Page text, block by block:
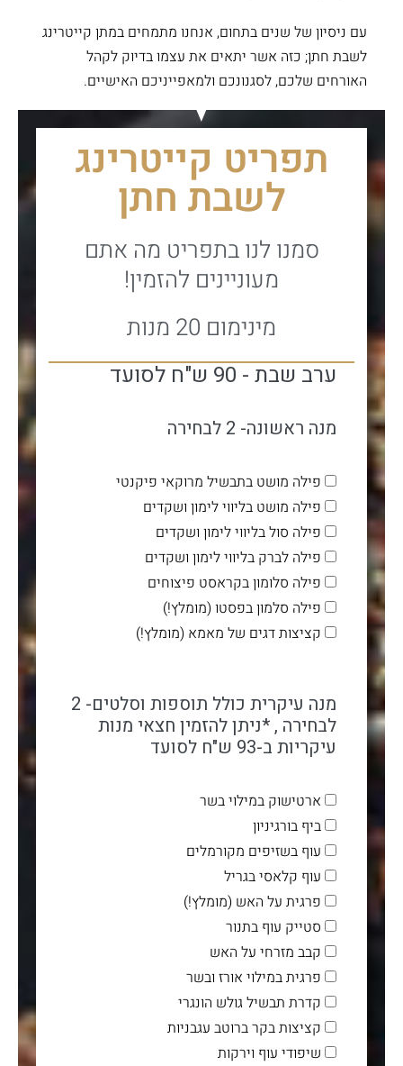
עם ניסיון של שנים בתחום, אנחנו מתמחים במתן קייטרינג
לשבת חתן; כזה אשר יתאים את עצמו בדיוק לקהל
האורחים שלכם, לסגנונכם ולמאפייניכם האישיים.
תפריט קייטרינג
לשבת חתן
סמנו לנו בתפריט מה אתם
מעוניינים להזמין!
מינימום 20 מנות
ערב שבת - 90 ש"ח לסועד
מנה ראשונה- 2 לבחירה
פילה מושט בתבשיל מרוקאי פיקנטי
פילה מושט בליווי לימון ושקדים
פילה סול בליווי לימון ושקדים
פילה לברק בליווי לימון ושקדים
פילה סלומון בקראסט פיצוחים
פילה סלמון בפסטו (מומלץ!)
קציצות דגים של מאמא (מומלץ!)
מנה עיקרית כולל תוספות וסלטים- 2
לבחירה , *ניתן להזמין חצאי מנות
עיקריות ב-93 ש"ח לסועד
ארטישוק במילוי בשר
ביף בורגיניון
עוף בשזיפים מקורמלים
עוף קלאסי בגריל
פרגית על האש (מומלץ!)
סטייק עוף בתנור
קבב מזרחי על האש
פרגית במילוי אורז ובשר
קדרת תבשיל גולש הונגרי
קציצות בקר ברוטב עגבניות
שיפודי עוף וירקות